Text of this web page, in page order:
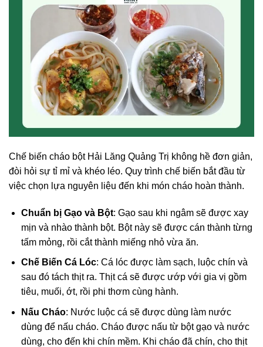
Chế biến cháo bột Hải Lăng Quảng Trị không hề đơn giản,
đòi hỏi sự tỉ mỉ và khéo léo. Quy trình chế biến bắt đầu từ
việc chọn lựa nguyên liệu đến khi món cháo hoàn thành.
Chuẩn bị Gạo và Bột: Gạo sau khi ngâm sẽ được xay
mịn và nhào thành bột. Bột này sẽ được cán thành từng
tấm mỏng, rồi cắt thành miếng nhỏ vừa ăn.
Chế Biến Cá Lóc: Cá lóc được làm sạch, luộc chín và
sau đó tách thịt ra. Thịt cá sẽ được ướp với gia vị gồm
tiêu, muối, ớt, rồi phi thơm cùng hành.
Nấu Cháo: Nước luộc cá sẽ được dùng làm nước
dùng để nấu cháo. Cháo được nấu từ bột gạo và nước
dùng, cho đến khi chín mềm. Khi cháo đã chín, cho thịt